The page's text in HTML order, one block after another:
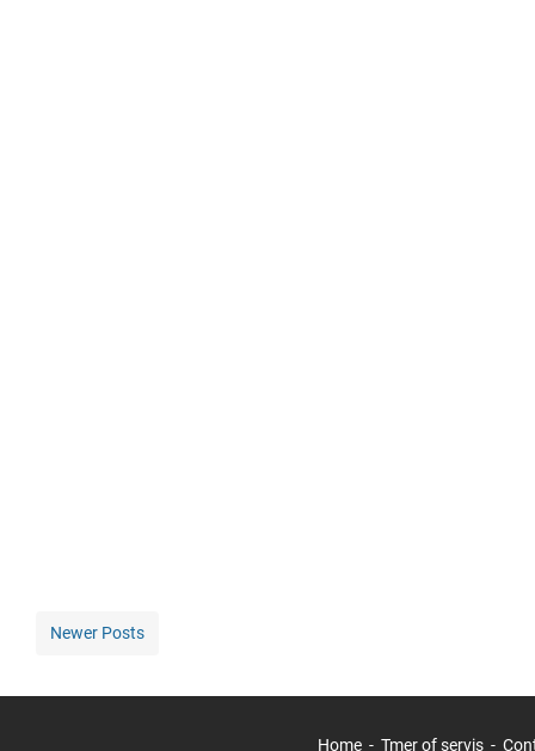
Newer Posts
Home Tmer of servis